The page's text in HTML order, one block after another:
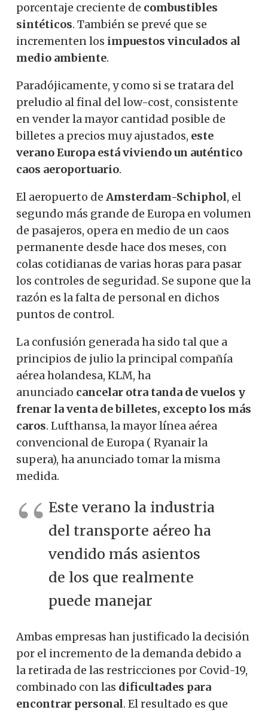
porcentaje creciente de combustibles
sintéticos. También se prevé que se
incrementen los impuestos vinculados al
medio ambiente.
Paradójicamente, y como si se tratara del
preludio al final del low-cost, consistente
en vender la mayor cantidad posible de
billetes a precios muy ajustados, este
verano Europa está viviendo un auténtico
caos aeroportuario.
El aeropuerto de Amsterdam-Schiphol, el
segundo más grande de Europa en volumen
de pasajeros, opera en medio de un caos
permanente desde hace dos meses, con
colas cotidianas de varias horas para pasar
los controles de seguridad. Se supone que la
razón es la falta de personal en dichos
puntos de control.
La confusión generada ha sido tal que a
principios de julio la principal compañía
aérea holandesa, KLM, ha
anunciado cancelar otra tanda de vuelos y
frenar la venta de billetes, excepto los más
caros. Lufthansa, la mayor línea aérea
convencional de Europa ( Ryanair la
supera), ha anunciado tomar la misma
medida.
Este verano la industria
del transporte aéreo ha
vendido más asientos
de los que realmente
puede manejar
Ambas empresas han justificado la decisión
por el incremento de la demanda debido a
la retirada de las restricciones por Covid-19,
combinado con las dificultades para
encontrar personal. El resultado es que